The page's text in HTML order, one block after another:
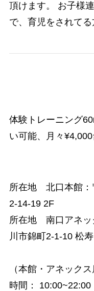
頂けます。 お子様
で、育児をされて
体験トレーニング
い可能、月々
所在地 北口本館：
2-14-19 2F
所在地 南口アネッ
川市錦町2-1-10 松
（本館・アネックス
時間 ： 10:00~22:00